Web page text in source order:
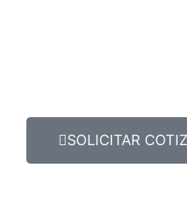
SOLICITAR